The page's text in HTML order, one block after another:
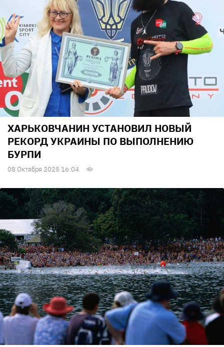
ХАРЬКОВЧАНИН УСТАНОВИЛ НОВЫЙ
РЕКОРД УКРАИНЫ ПО ВЫПОЛНЕНИЮ
БУРПИ
08 Октября 2025 16:04